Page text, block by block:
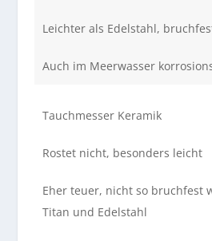
Leichter als Edelstahl,
Auch im Meerwasser
Tauchmesser Keramik
Rostet nicht, besonders leicht
Eher teuer, nicht so bruchfest
Titan und Edelstahl